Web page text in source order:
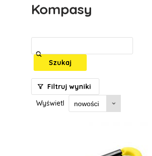
Kompasy
Szukaj
Filtruj wyniki
Wyświetl